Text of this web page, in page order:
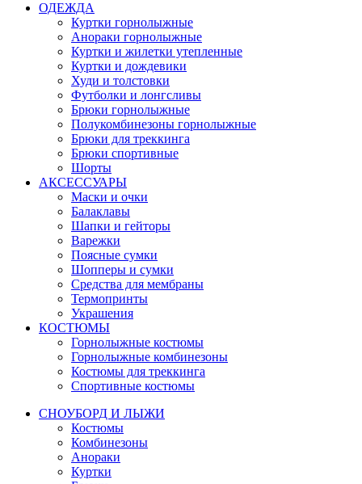
ОДЕЖДА
Куртки горнолыжные
Анораки горнолыжные
Куртки и жилетки утепленные
Куртки и дождевики
Худи и толстовки
Футболки и лонгсливы
Брюки горнолыжные
Полукомбинезоны горнолыжные
Брюки для треккинга
Брюки спортивные
Шорты
АКСЕССУАРЫ
Маски и очки
Балаклавы
Шапки и гейторы
Варежки
Поясные сумки
Шопперы и сумки
Средства для мембраны
Термопринты
Украшения
КОСТЮМЫ
Горнолыжные костюмы
Горнолыжные комбинезоны
Костюмы для треккинга
Спортивные костюмы
СНОУБОРД И ЛЫЖИ
Костюмы
Комбинезоны
Анораки
Куртки